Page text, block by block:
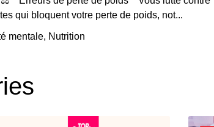
qui bloquent votre perte de poids, not...
mentale, Nutrition